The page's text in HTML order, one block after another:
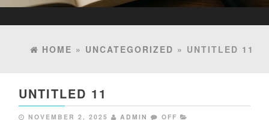
HOME » UNCATEGORIZED » UNTITLED 11
UNTITLED 11
NOVEMBER 2, 2025 ADMIN
OFF